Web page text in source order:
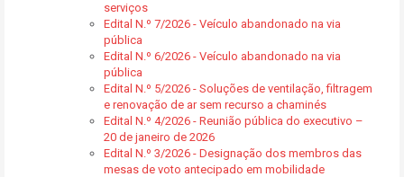
serviços
Edital N.º 7/2026 - Veículo abandonado na via
pública
Edital N.º 6/2026 - Veículo abandonado na via
pública
Edital N.º 5/2026 - Soluções de ventilação, filtragem
e renovação de ar sem recurso a chaminés
Edital N.º 4/2026 - Reunião pública do executivo –
20 de janeiro de 2026
Edital N.º 3/2026 - Designação dos membros das
mesas de voto antecipado em mobilidade